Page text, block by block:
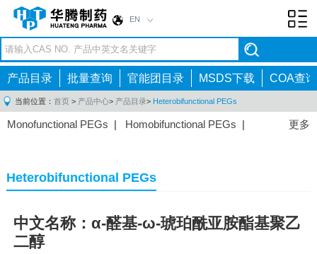
EN
产品目录 批量查询 官能团目录 MSDS下载 COA查询
当前位置： 首页 > 产品中心> 产品目录> Heterobifunctional PEGs
更多
Monofunctional PEGs | Homobifunctional PEGs |
Heterobifunctional PEGs
中文名称：α-醛基-ω-琥珀酰亚胺酯基聚乙
二醇